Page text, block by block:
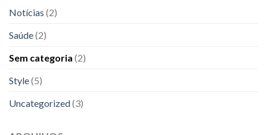
Notícias (2)
Saúde(2)
Sem categoria (2)
Style(5)
Uncategorized(3)